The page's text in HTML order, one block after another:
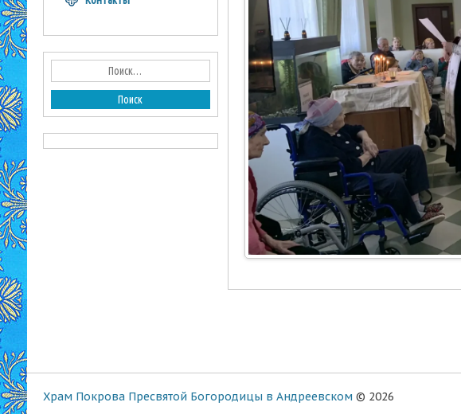
Храм Покрова Пресвятой Богородицы в Андреевском © 2026